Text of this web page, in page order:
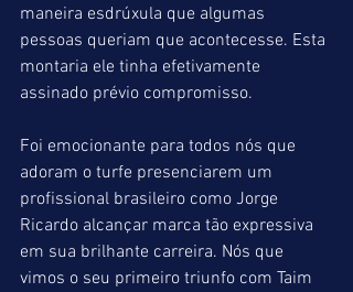
maneira esdrúxula que algumas
pessoas queriam que acontecesse. Esta
montaria ele tinha efetivamente
assinado prévio compromisso.
Foi emocionante para todos nós que
adoram o turfe presenciarem um
profissional brasileiro como Jorge
Ricardo alcançar marca tão expressiva
em sua brilhante carreira. Nós que
vimos o seu primeiro triunfo com Taim